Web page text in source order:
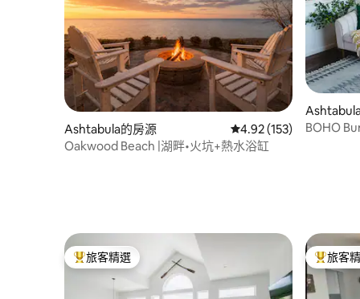
Ashtabula的房源 從 153 則評價中獲得
4.92 (153)
Oakwood Beach |湖畔•火坑+熱水浴缸
BOHO
旅客精選榜首
旅客精選 旅客精
旅客